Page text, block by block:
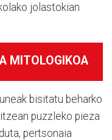
jolastokian
MITOLOGIKOA
bisitatu beharko
puzzleko pieza
pertsonaia